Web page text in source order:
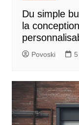
Du simple
la
Povoski